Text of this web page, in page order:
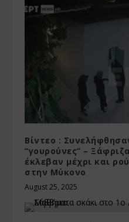
Βίντεο :
“γουρούνες” –
έκλεβαν μέχρι και
στην Μύκονο
August 25, 2025